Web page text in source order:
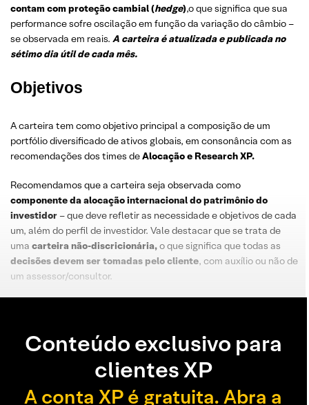
contam com proteção cambial (hedge),o que significa que sua
performance sofre oscilação em função da variação do câmbio –
se observada em reais. A carteira é atualizada e publicada no
sétimo dia útil de cada mês.
Objetivos
A carteira tem como objetivo principal a composição de um
portfólio diversificado de ativos globais, em consonância com as
recomendações dos times deAlocação e Research XP.
Recomendamos que a carteira seja observada como
componente da alocação internacional do patrimônio do
investidor – que deve refletir as necessidade e objetivos de cada
um, além do perfil de investidor. Vale destacar que se trata de
uma carteira não-discricionária,o que significa que todas as
decisões devem ser tomadas pelo cliente, com auxílio ou não de
um assessor/consultor.
Conteúdo exclusivo para
clientes XP
A conta XP é gratuita. Abra a